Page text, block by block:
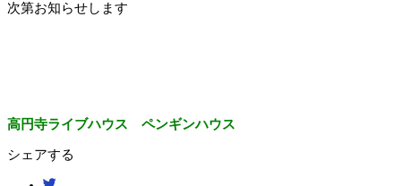
次第お知らせします
高円寺ライブハウス ペンギンハウス
シェアする